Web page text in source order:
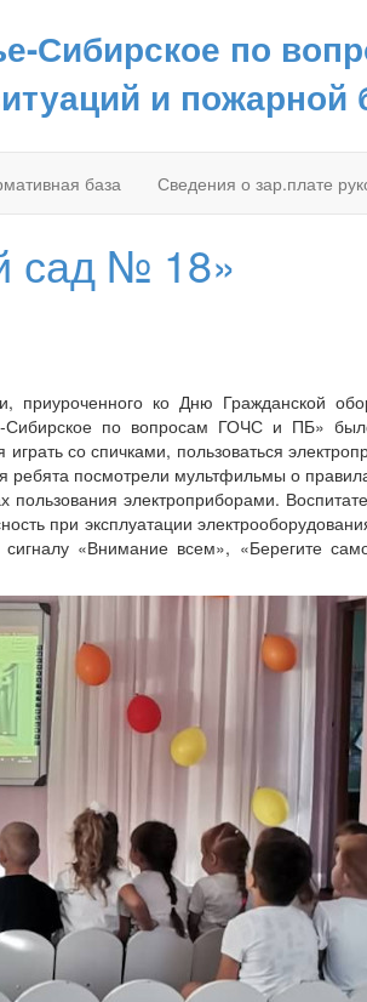
Сибирское по
и пожарной
база Сведения о зар.плате
сад № 18»
приуроченного ко Дню Гражданской
Сибирское по вопросам ГОЧС и ПБ»
со спичками, пользоваться
ребята посмотрели мультфильмы о
пользования электроприборами.
при эксплуатации
«Внимание всем», «Берегите